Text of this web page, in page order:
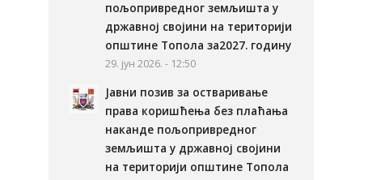
пољопривредног земљишта у
државној својини на територији
општине Топола за2027. годину
29. јун 2026. - 12:50
Јавни позив за остваривање
права коришћења без плаћања
наканде пољопривредног
земљишта у државној својини
на територији општине Топола